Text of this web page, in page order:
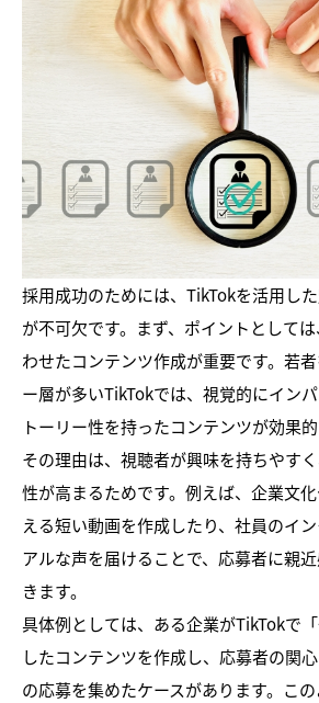
採用成功のためには、TikTokを活用し
が不可欠です。まず、ポイントとして
わせたコンテンツ作成が重要です。若
ー層が多いTikTokでは、視覚的にイン
トーリー性を持ったコンテンツが効果的
その理由は、視聴者が興味を持ちやす
性が高まるためです。例えば、企業文
える短い動画を作成したり、社員のイ
アルな声を届けることで、応募者に親
きます。
具体例としては、ある企業がTikTokで
したコンテンツを作成し、応募者の関
の応募を集めたケースがあります。こ